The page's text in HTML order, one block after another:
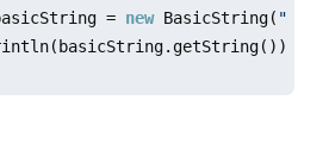
=
new BasicString(